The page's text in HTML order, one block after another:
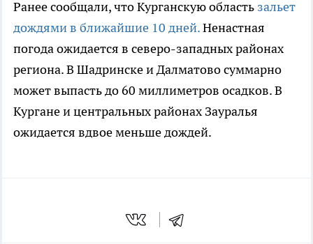
Ранее сообщали, что Курганскую область зальет
дождями в ближайшие 10 дней.Ненастная
погода ожидается в северо-западных районах
региона. В Шадринске и Далматово суммарно
может выпасть до 60 миллиметров осадков. В
Кургане и центральных районах Зауралья
ожидается вдвое меньше дождей.